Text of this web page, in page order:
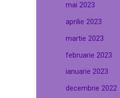
mai 2023
aprilie 2023
martie 2023
februarie 2023
ianuarie 2023
decembrie 2022